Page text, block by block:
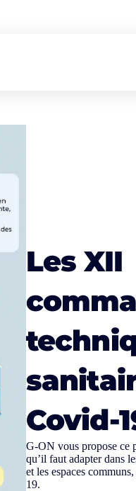
Les XII
Covid-
G-ON vous propose ce
qu’il faut adapter dans
et les espaces
19.